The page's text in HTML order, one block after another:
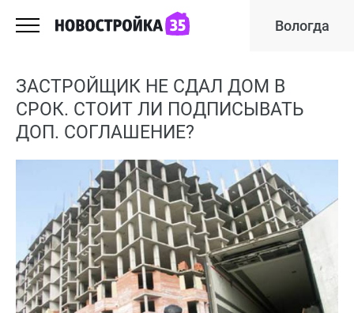
Вологда
ЗАСТРОЙЩИК НЕ СДАЛ ДОМ В
СРОК. СТОИТ ЛИ ПОДПИСЫВАТЬ
ДОП. СОГЛАШЕНИЕ?